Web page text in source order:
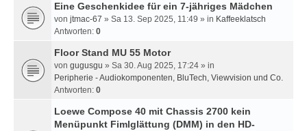
Eine Geschenkidee für ein 7-jähriges Mädchen
von jtmac-67 » Sa 13. Sep 2025, 11:49 » in Kaffeeklatsch
Antworten: 0
Floor Stand MU 55 Motor
von gugusgu » Sa 30. Aug 2025, 17:24 » in
Peripherie - Audiokomponenten, BluTech, Viewvision und Co.
Antworten: 0
Loewe Compose 40 mit Chassis 2700 kein
Menüpunkt Fimlglättung (DMM) in den HD-